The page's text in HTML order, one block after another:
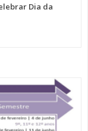
Dia da